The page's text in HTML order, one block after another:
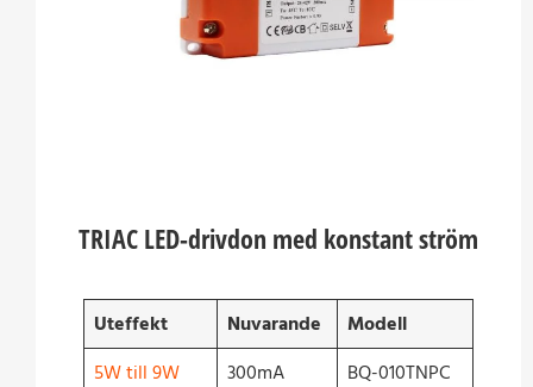
TRIAC LED-drivdon med konstant ström
Uteffekt Nuvarande
Modell
5W till 9W
300mA
BQ-010TNPC